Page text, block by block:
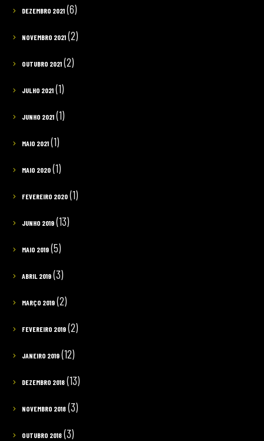
DEZEMBRO 2021(6)
NOVEMBRO 2021(2)
OUTUBRO 2021(2)
JULHO 2021(1)
JUNHO 2021(1)
MAIO 2021(1)
MAIO 2020(1)
FEVEREIRO 2020(1)
JUNHO 2019(13)
MAIO 2019(5)
ABRIL 2019(3)
MARÇO 2019(2)
FEVEREIRO 2019(2)
JANEIRO 2019(12)
DEZEMBRO 2018(13)
NOVEMBRO 2018(3)
OUTUBRO 2018(3)